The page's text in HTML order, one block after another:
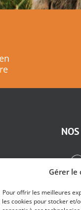
Gérer le
Pour offrir les meilleures
les cookies pour stocker et/